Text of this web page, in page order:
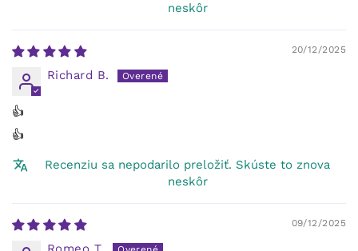
neskôr
20/12/2025
Richard B.
👍
👍
Recenziu sa nepodarilo preložiť. Skúste to znova
neskôr
09/12/2025